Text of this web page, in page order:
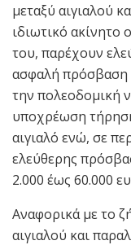
μεταξύ αιγιαλού
ιδιωτικό ακίνητο
του, παρέχουν
ασφαλή πρόσβαση
την πολεοδομική
υποχρέωση
αιγιαλό ενώ, σε
ελεύθερης
2.000 έως 60.000
Αναφορικά με το
αιγιαλού και